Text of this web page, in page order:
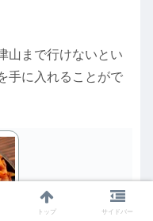
山まで行けないとい
手に入れることがで
トップ サイドバー